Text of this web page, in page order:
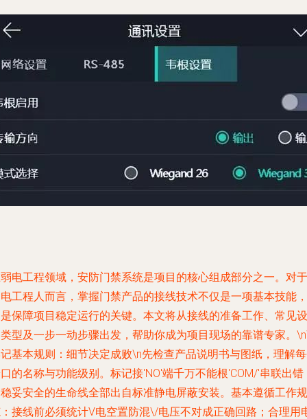
电工程领域，安防门禁系统是项目的核心组成部分之一。对于
工程人而言，掌握门禁产品的接线技术不仅是一项基本技能，
保障项目稳定运行的关键。本文将从接线的准备工作、常见设
型及一步一动步骤出发，帮助你成为项目现场的靠谱专家。
基本规则：细节决定成败\n先检查产品说明书与图纸，理解
的名称与功能级别。标记接'NO'端千万不能根'COM/'串联出错
妥安全的生命线全部出自标准静电屏蔽安装。基本遵循工作规
接线前必须统计V电空置防混\/电压不对成正确回路；合理用